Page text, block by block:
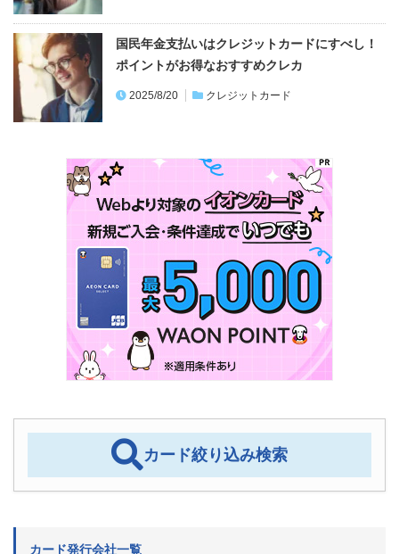
国民年金支払いはクレジットカードにすべし！
ポイントがお得なおすすめクレカ
2025/8/20 クレジットカード
カード絞り込み検索
カード発行会社一覧